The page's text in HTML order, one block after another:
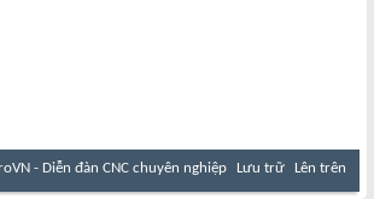
- Diễn đàn CNC chuyên nghiệp Lưu trữ Lên trên